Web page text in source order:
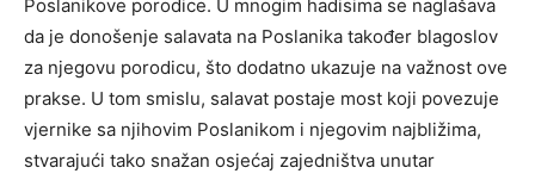
Poslanikove porodice. U mnogim hadisima se naglašava
da je donošenje salavata na Poslanika također blagoslov
za njegovu porodicu, što dodatno ukazuje na važnost ove
prakse. U tom smislu, salavat postaje most koji povezuje
vjernike sa njihovim Poslanikom i njegovim najbližima,
stvarajući tako snažan osjećaj zajedništva unutar